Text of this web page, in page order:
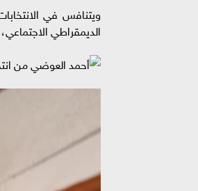
الديمقراطي